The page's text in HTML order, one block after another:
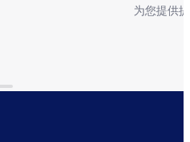
为您提供